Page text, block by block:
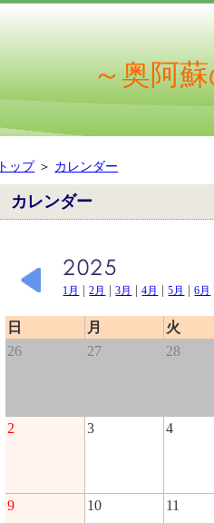
～奥阿
トップ＞ カレンダー
カレンダー
1月 |2月 |3月 |4月 |5月 |6月
日 月 火
26
27 28
2 3 4
9 10 11